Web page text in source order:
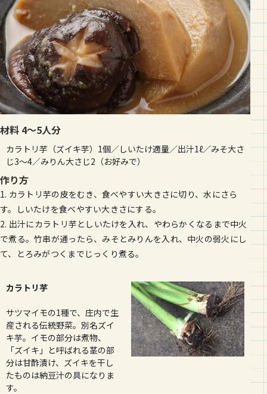
材料 4～5人分
カラトリ芋（ズイキ芋）1個／しいたけ適量／出汁1ℓ／みそ大さ
じ3～4／みりん大さじ2（お好みで）
作り方
1. カラトリ芋の皮をむき、食べやすい大きさに切り、水にさら
す。しいたけを食べやすい大きさにする。
2. 出汁にカラトリ芋としいたけを入れ、やわらかくなるまで中火
で煮る。竹串が通ったら、みそとみりんを入れ、中火の弱火にし
て、とろみがつくまでじっくり煮る。
カラトリ芋
サツマイモの1種で、庄内で生
産される伝統野菜。別名ズイ
キ芋。イモの部分は煮物、
「ズイキ」と呼ばれる茎の部
分は甘酢漬け、ズイキを干し
たものは納豆汁の具になりま
す。